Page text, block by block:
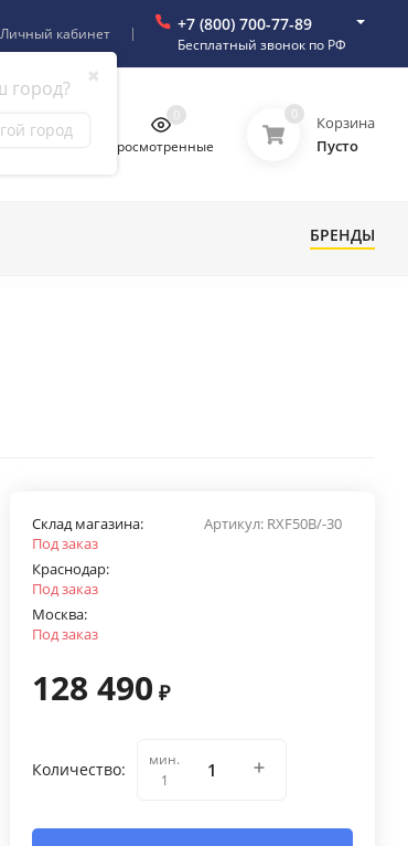
✖
город?
город
Личный кабинет +7 (800) 700-77-89
Бесплатный звонок по РФ
Просмотренные
0 0
Корзина
Пусто
БРЕНДЫ
Артикул: RXF50B/-30
Склад магазина:
Под заказ
Краснодар:
Под заказ
Москва:
Под заказ
128 490 ₽
Количество:
мин.
1